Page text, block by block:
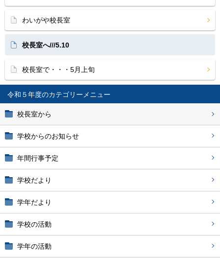
令和５年度
校長室から
学校からのお知らせ
年間行事予定
学校だより
学年だより
学校の活動
学年の活動
わいがや校長室
校長室へ///5.10
校長室で・・・5月上旬